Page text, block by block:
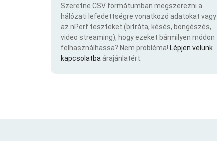
Szeretne CSV formátumban megszerezni a
hálózati lefedettségre vonatkozó adatokat vagy
az nPerf teszteket (bitráta, késés, böngészés,
video streaming), hogy ezeket bármilyen módon
felhasználhassa? Nem probléma! Lépjen velünk
kapcsolatba árajánlatért.